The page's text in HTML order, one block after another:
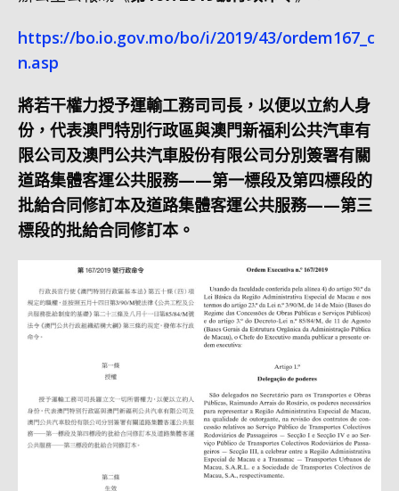
https://bo.io.gov.mo/bo/i/2019/43/ordem167_c
n.asp
將若干權力授予運輸工務司司長，以便以立約人身
份，代表澳門特別行政區與澳門新福利公共汽車有
限公司及澳門公共汽車股份有限公司分別簽署有關
道路集體客運公共服務——第一標段及第四標段的
批給合同修訂本及道路集體客運公共服務——第三
標段的批給合同修訂本。